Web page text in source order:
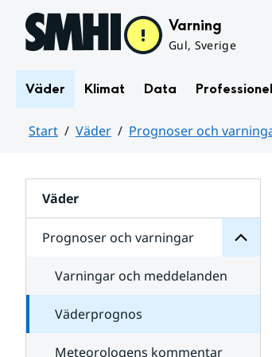
Hoppa till sidans innehåll Varning
Gul, Sverige
Väder Klimat Data
Start Väder Prognoser och
Väder
Prognoser och varningar
för
varningar
Varningar och meddelanden
Väderprognos
Meteorologens kommentar